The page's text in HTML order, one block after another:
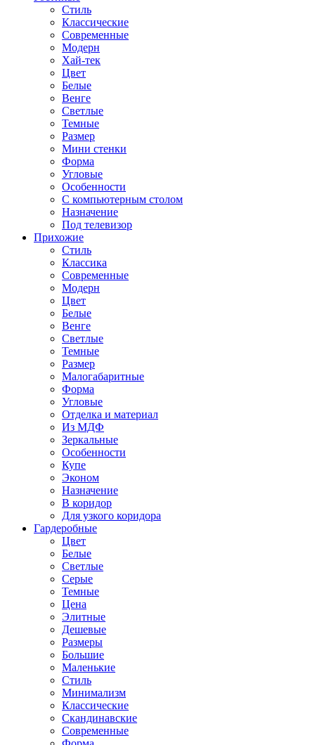
Стиль
Классические
Современные
Модерн
Хай-тек
Цвет
Белые
Венге
Светлые
Темные
Размер
Мини стенки
Форма
Угловые
Особенности
С компьютерным столом
Назначение
Под телевизор
Прихожие
Стиль
Классика
Современные
Модерн
Цвет
Белые
Венге
Светлые
Темные
Размер
Малогабаритные
Форма
Угловые
Отделка и материал
Из МДФ
Зеркальные
Особенности
Купе
Эконом
Назначение
В коридор
Для узкого коридора
Гардеробные
Цвет
Белые
Светлые
Серые
Темные
Цена
Элитные
Дешевые
Размеры
Большие
Маленькие
Стиль
Минимализм
Классические
Скандинавские
Современные